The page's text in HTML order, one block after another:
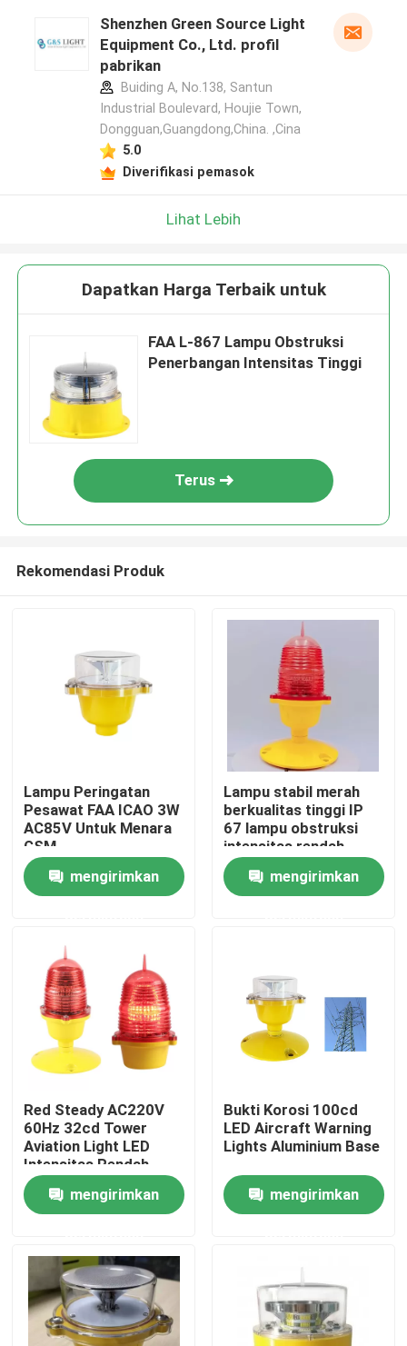
Rumah
Produk
Tur Pabrik
Kontrol kualitas
Hubungi kami
Permintaan Penawaran
Lampu Obstruksi Tenaga Surya
Lampu Obstruksi Pesawat Terbang
Shenzhen Green Source Light
Equipment Co., Ltd. profil
pabrikan
Buiding A, No.138, Santun
Industrial Boulevard, Houjie Town,
Dongguan,Guangdong,China. ,Cina
5.0
Diverifikasi pemasok
Lihat Lebih
Dapatkan Harga Terbaik untuk
FAA L-867 Lampu Obstruksi
Penerbangan Intensitas Tinggi
Terus
Rekomendasi Produk
Lampu Peringatan
Pesawat FAA ICAO 3W
AC85V Untuk Menara
GSM
mengirimkan
Lampu stabil merah
berkualitas tinggi IP
67 lampu obstruksi
intensitas rendah
untuk gedung tinggi
mengirimkan
Red Steady AC220V
60Hz 32cd Tower
Aviation Light LED
Intensitas Rendah
mengirimkan
Bukti Korosi 100cd
LED Aircraft Warning
Lights Aluminium Base
mengirimkan